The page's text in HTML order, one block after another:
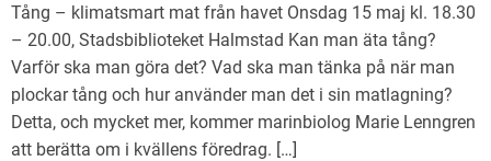
Tång – klimatsmart mat från havet Onsdag 15 maj kl. 18.30
– 20.00, Stadsbiblioteket Halmstad Kan man äta tång?
Varför ska man göra det? Vad ska man tänka på när man
plockar tång och hur använder man det i sin matlagning?
Detta, och mycket mer, kommer marinbiolog Marie Lenngren
att berätta om i kvällens föredrag. […]